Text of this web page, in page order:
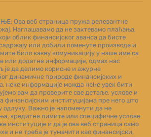
Ова веб страница пружа релевантне
Наглашавамо да не захтевамо плаћања,
облик финансијског аванса да бисте
или добили поменуте производе и
било какву комуникацију у наше име са
или додатне информације, одмах нас
је да делимо корисне и ажурне
динамичне природе финансијских и
неке информације можда неће увек бити
вам да проверите све детаље, услове и
финансијским институцијама пре него што
одлуку. Важно је напоменути да не
кредитне лимите или специфичне услове
институције и да је ова веб страница само
и не треба је тумачити као финансијски,